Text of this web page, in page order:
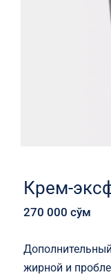
Крем-
270 000сўм
жирной и